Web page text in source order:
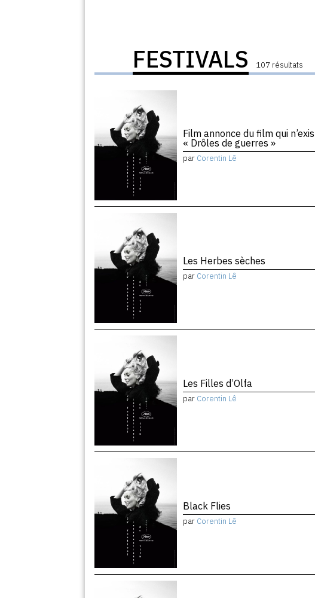
FESTIVALS 107 résultats
Film annonce du film qui
« Drôles de guerres »
par Corentin Lê
Les Herbes sèches
par Corentin Lê
Les Filles d’Olfa
par Corentin Lê
Black Flies
par Corentin Lê